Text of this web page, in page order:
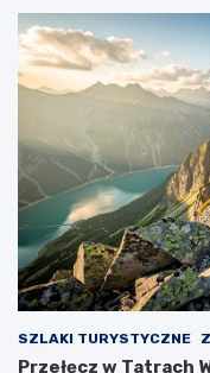
SZLAKI TURYSTYCZNE
Przełęcz w Tatrach